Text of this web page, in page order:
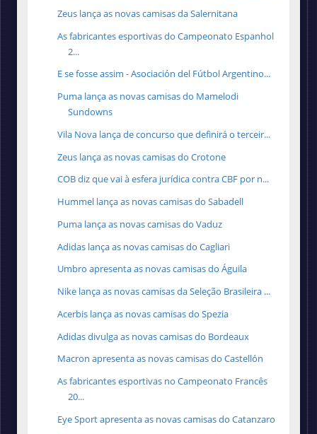
Zeus lança as novas camisas da Salernitana
As fabricantes esportivas do Campeonato Espanhol
2...
E se fosse assim - Asociación del Fútbol Argentino...
Puma lança as novas camisas do Mamelodi
Sundowns
Vila Nova lança de concurso que definirá o terceir...
Zeus lança as novas camisas do Crotone
COB diz que vai à esfera jurídica contra CBF por n...
Hummel lança as novas camisas do Sabadell
Puma lança as novas camisas do Vaduz
Adidas lança as novas camisas do Cagliari
Umbro apresenta as novas camisas do Águila
Nike lança as novas camisas da Seleção Brasileira ...
Acerbis lança as novas camisas do Spezia
Adidas divulga as novas camisas do Bordeaux
Macron apresenta as novas camisas do Castellón
As fabricantes esportivas no Campeonato Francês
20...
Eye Sport apresenta as novas camisas do Catanzaro